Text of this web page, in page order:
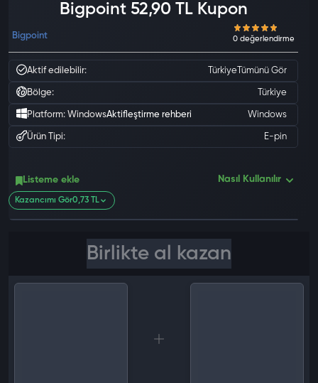
Bigpoint 52,90 TL Kupon
Bigpoint
0
Aktif edilebilir: Türkiye Tümünü Gör
Bölge: Türkiye
Platform: WindowsAktifleştirme rehberi Windows
Ürün Tipi: E-pin
Nasıl Kullanılır
Listeme ekle
Kazancımı Gör0,73 TL
Birlikte al kazan